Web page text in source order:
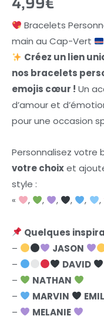
Bracelets
main au Cap-Vert
Créez un lien
nos bracelets
emojis cœur ! Un
d’amour et
pour une occasion
Personnalisez votre
votre choixet
style :
«
, , , , , ,
Quelques
–
JASON
–
DAVID
–
NATHAN
–
MARVIN
–
MELANIE